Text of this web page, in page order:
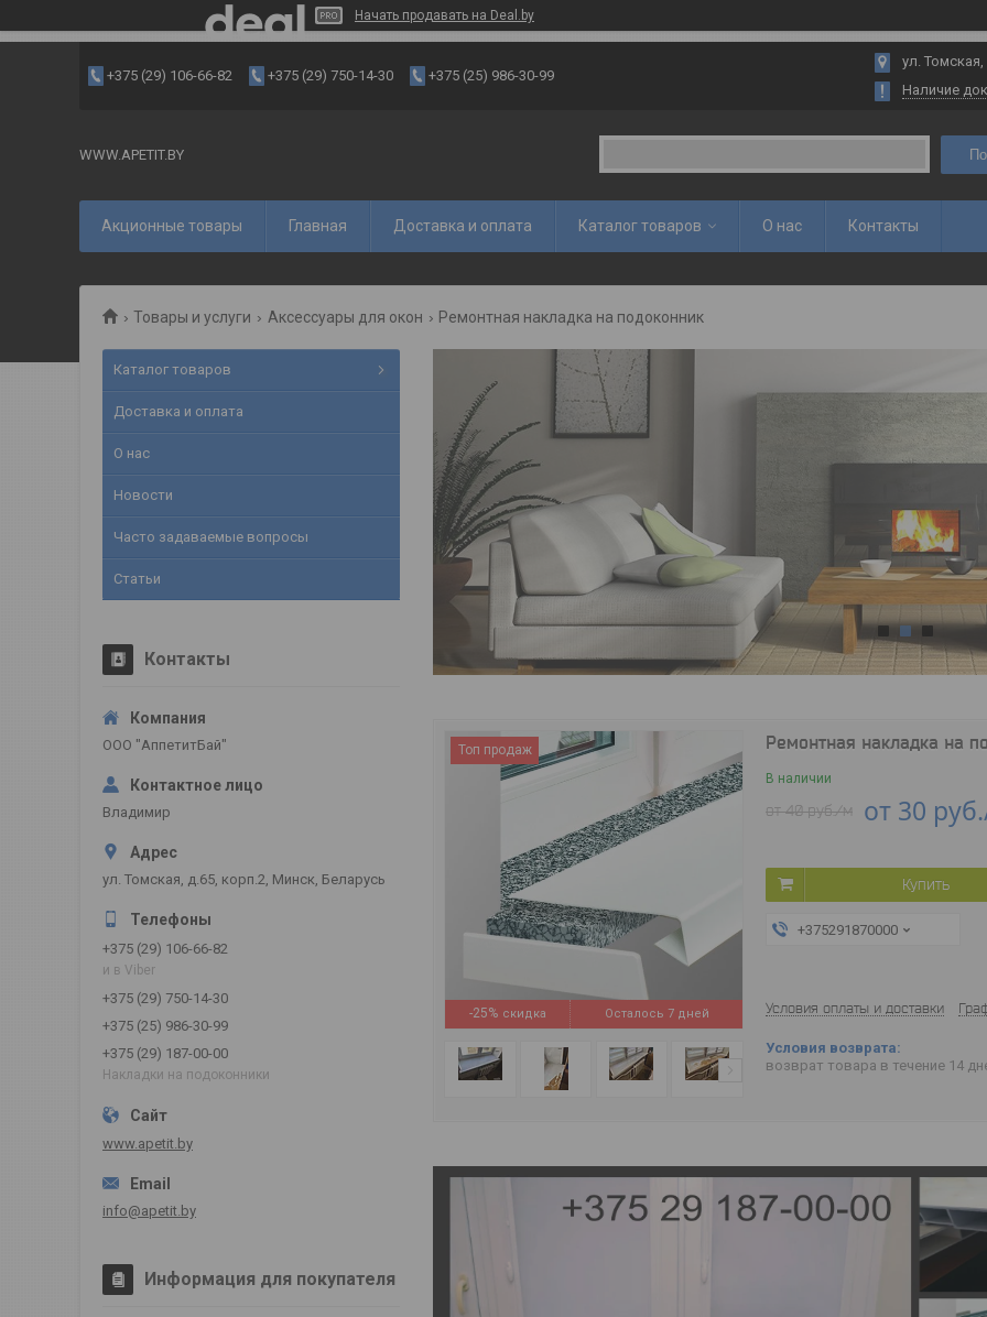
Начать продавать на Deal.by
+375 (29) 106-66-82 +375 (29) 750-14-30 +375 (25) 986-30-99
ул.
Наличие
WWW.APETIT.BY
Акционные товары Главная Доставка и оплата Каталог товаров О нас Контакты
Товары и услуги Аксессуары для окон Ремонтная накладка на подоконник
-25% Осталось 7 дней
Топ продаж Ремонтная накладка на
В наличии
от 40руб./м от 30 руб.
Купить
+375291870000
Условия оплаты и доставки
возврат товара в течение 14
Каталог товаров
Доставка и оплата
О нас
Новости
Часто задаваемые вопросы
Статьи
Контакты
ООО "АппетитБай"
Владимир
ул. Томская, д.65, корп.2, Минск, Беларусь
+375 (29) 106-66-82
и в Viber
+375 (29) 750-14-30
+375 (25) 986-30-99
+375 (29) 187-00-00
Накладки на подоконники
www.apetit.by
info@apetit.by
Информация для покупателя